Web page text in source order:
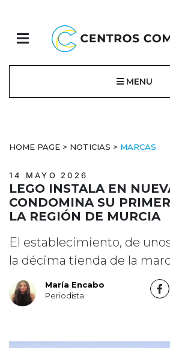
MENU
HOME PAGE > NOTICIAS > MARCAS
14 MAYO 2026
LEGO INSTALA EN
CONDOMINA SU
LA REGIÓN DE MURCIA
El establecimiento, de
la décima tienda de la
María Encabo
Periodista